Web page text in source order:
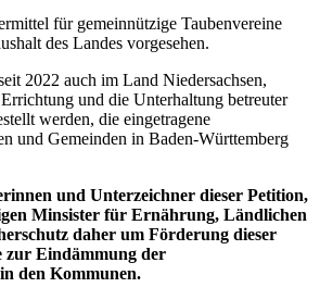
für gemeinnützige Taubenvereine
des Landes vorgesehen.
2022 auch im Land Niedersachsen,
und die Unterhaltung betreuter
werden, die eingetragene
und Gemeinden in Baden-Württemberg
und Unterzeichner dieser Petition,
Minsister für Ernährung, Ländlichen
daher um Förderung dieser
zur Eindämmung der
den Kommunen.